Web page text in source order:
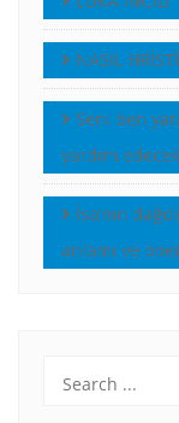
NASIL
Seni ben
yardım
İsa’nın
anlamı ve